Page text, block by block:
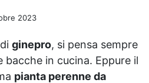
2023
ginepro, si pensa sempre
bacche in cucina. Eppure il
pianta perenne da